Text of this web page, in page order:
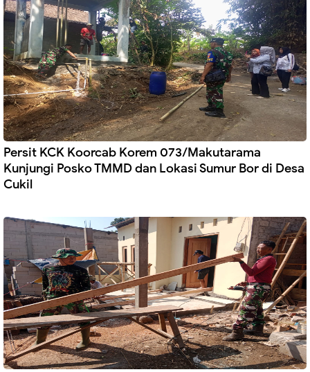
Persit KCK Koorcab Korem 073/Makutarama
Kunjungi Posko TMMD dan Lokasi Sumur Bor di Desa
Cukil